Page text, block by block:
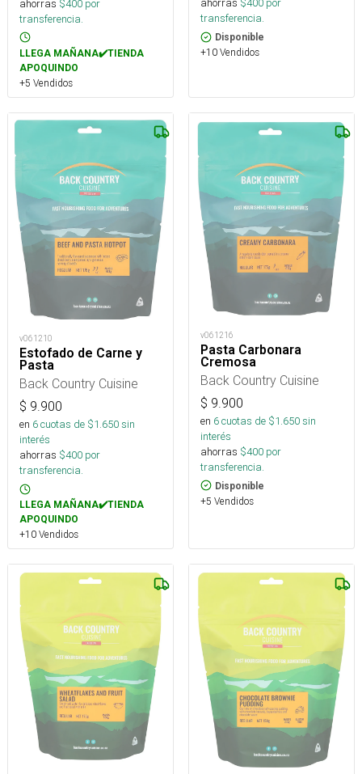
ahorras $400 por
transferencia.
LLEGA MAÑANA✔️TIENDA
APOQUINDO
+5 Vendidos
ahorras $400 por
transferencia.
Disponible
+10 Vendidos
v061210
Estofado de Carne y
Pasta
Back Country Cuisine
$ 9.900
en 6cuotas de $1.650sin
interés
ahorras $400 por
transferencia.
LLEGA MAÑANA✔️TIENDA
APOQUINDO
+10 Vendidos
v061216
Pasta Carbonara
Cremosa
Back Country Cuisine
$ 9.900
en 6cuotas de $1.650sin
interés
ahorras $400 por
transferencia.
Disponible
+5 Vendidos